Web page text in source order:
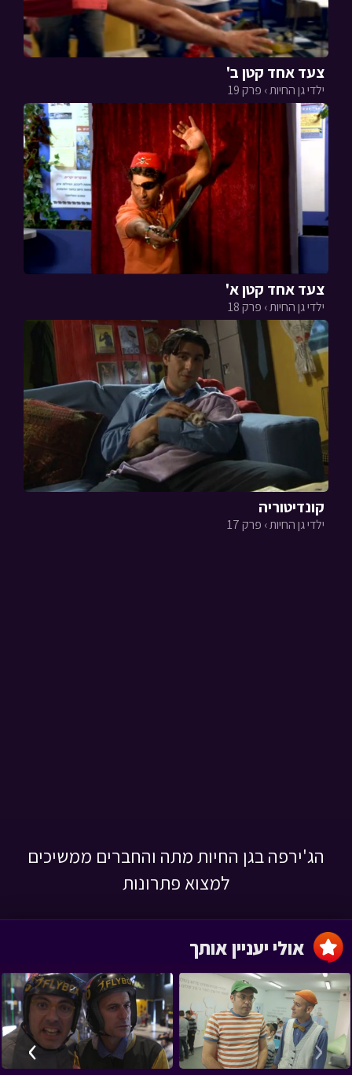
צעד אחד קטן ב'
ילדי גן החיות › פרק 19
צעד אחד קטן א'
ילדי גן החיות › פרק 18
קונדיטוריה
ילדי גן החיות › פרק 17
הג'ירפה בגן החיות מתה והחברים ממשיכים
למצוא פתרונות
‹
›